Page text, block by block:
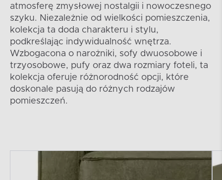
atmosferę zmysłowej nostalgii i nowoczesnego
szyku. Niezależnie od wielkości pomieszczenia,
kolekcja ta doda charakteru i stylu,
podkreślając indywidualność wnętrza.
Wzbogacona o narożniki, sofy dwuosobowe i
trzyosobowe, pufy oraz dwa rozmiary foteli, ta
kolekcja oferuje różnorodność opcji, które
doskonale pasują do różnych rodzajów
pomieszczeń.